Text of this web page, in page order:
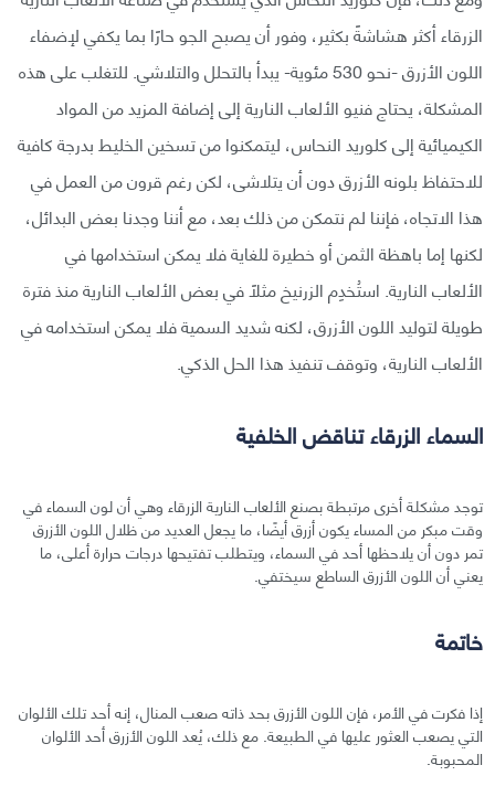
الزرقاء أكثر هشاشةً بكثير، وفور أن يصبح الجو حارًا بما يكفي لإضفاء
اللون الأزرق -نحو 530 مئوية- يبدأ بالتحلل والتلاشي. للتغلب على هذه
المشكلة، يحتاج فنيو الألعاب النارية إلى إضافة المزيد من المواد
الكيميائية إلى كلوريد النحاس، ليتمكنوا من تسخين الخليط بدرجة كافية
للاحتفاظ بلونه الأزرق دون أن يتلاشى، لكن رغم قرون من العمل في
هذا الاتجاه، فإننا لم نتمكن من ذلك بعد، مع أننا وجدنا بعض البدائل،
لكنها إما باهظة الثمن أو خطيرة للغاية فلا يمكن استخدامها في
الألعاب النارية. استُخدِم الزرنيخ مثلًا في بعض الألعاب النارية منذ فترة
طويلة لتوليد اللون الأزرق، لكنه شديد السمية فلا يمكن استخدامه في
الألعاب النارية، وتوقف تنفيذ هذا الحل الذكي.
السماء الزرقاء تناقض الخلفية
توجد مشكلة أخرى مرتبطة بصنع الألعاب النارية الزرقاء وهي أن لون السماء في
وقت مبكر من المساء يكون أزرق أيضًا، ما يجعل العديد من ظلال اللون الأزرق
تمر دون أن يلاحظها أحد في السماء، ويتطلب تفتيحها درجات حرارة أعلى، ما
يعني أن اللون الأزرق الساطع سيختفي.
خاتمة
إذا فكرت في الأمر، فإن اللون الأزرق بحد ذاته صعب المنال، إنه أحد تلك الألوان
التي يصعب العثور عليها في الطبيعة. مع ذلك، يُعد اللون الأزرق أحد الألوان
المحبوبة.